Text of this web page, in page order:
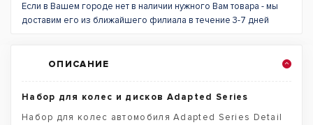
Если в Вашем городе нет в наличии нужного Вам товара - мы
доставим его из ближайшего филиала в течение 3-7 дней
ОПИСАНИЕ
Набор для колес и дисков Adapted Series
Набор для колес автомобиля Adapted Series Detail